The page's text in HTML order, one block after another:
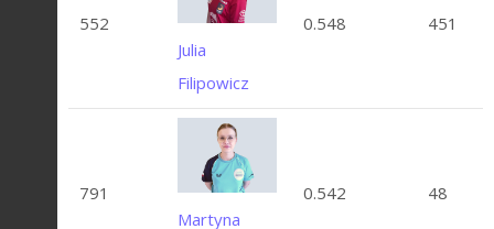
552
Julia
Filipowicz
0.548 451
791
Martyna
0.542 48